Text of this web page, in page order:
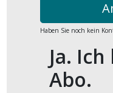
Haben Sie noch kein
Ja.
Abo.